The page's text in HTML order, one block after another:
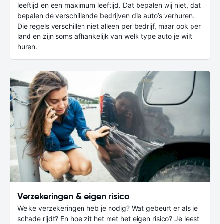
leeftijd en een maximum leeftijd. Dat bepalen wij niet, dat
bepalen de verschillende bedrijven die auto’s verhuren.
Die regels verschillen niet alleen per bedrijf, maar ook per
land en zijn soms afhankelijk van welk type auto je wilt
huren.
Verzekeringen & eigen risico
Welke verzekeringen heb je nodig? Wat gebeurt er als je
schade rijdt? En hoe zit het met het eigen risico? Je leest